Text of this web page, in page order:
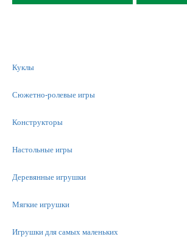
Куклы
Сюжетно-ролевые игры
Конструкторы
Настольные игры
Деревянные игрушки
Мягкие игрушки
Игрушки для самых маленьких